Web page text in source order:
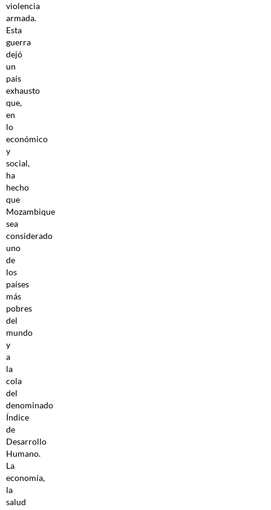
violencia
armada.
Esta
guerra
dejó
un
país
exhausto
que,
en
lo
económico
y
social,
ha
hecho
que
Mozambique
sea
considerado
uno
de
los
países
más
pobres
del
mundo
y
a
la
cola
del
denominado
Índice
de
Desarrollo
Humano.
La
economía,
la
salud